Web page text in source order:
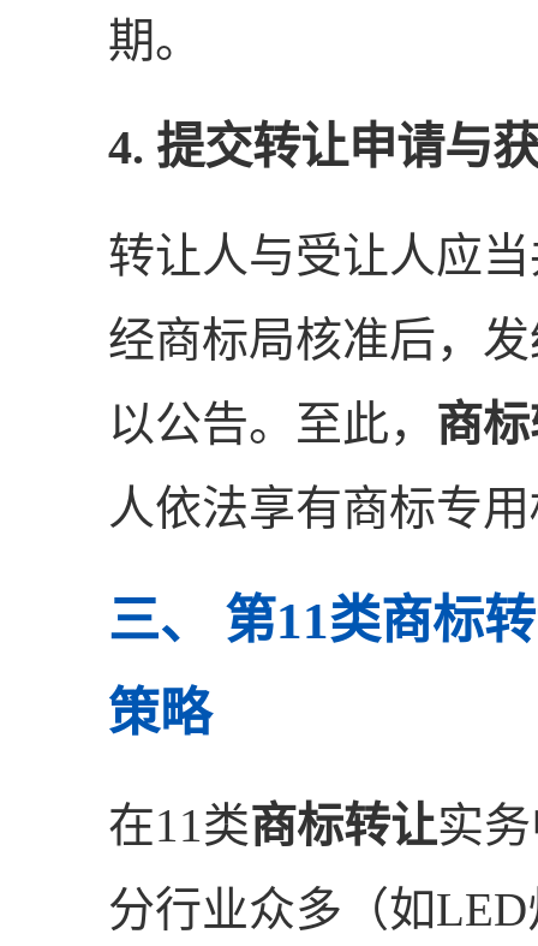
期。
4. 提交转让申请与
转让人与受让人应
经商标局核准后，
以公告。至此， 商
人依法享有商标专
三、 第11类商标
策略
在11类商标转让实
分行业众多（如